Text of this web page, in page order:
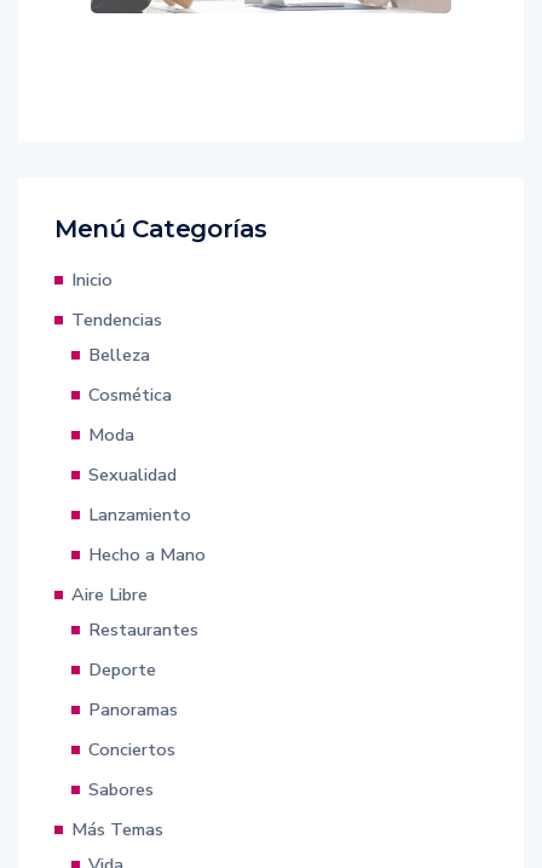
Menú Categorías
Inicio
Tendencias
Belleza
Cosmética
Moda
Sexualidad
Lanzamiento
Hecho a Mano
Aire Libre
Restaurantes
Deporte
Panoramas
Conciertos
Sabores
Más Temas